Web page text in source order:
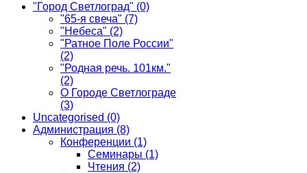
"Город Светлоград" (0)
"65-я свеча" (7)
"Небеса" (2)
"Ратное Поле России"
(2)
"Родная речь. 101км."
(2)
О Городе Светлограде
(3)
Uncategorised (0)
Администрация (8)
Конференции (1)
Семинары (1)
Чтения (2)